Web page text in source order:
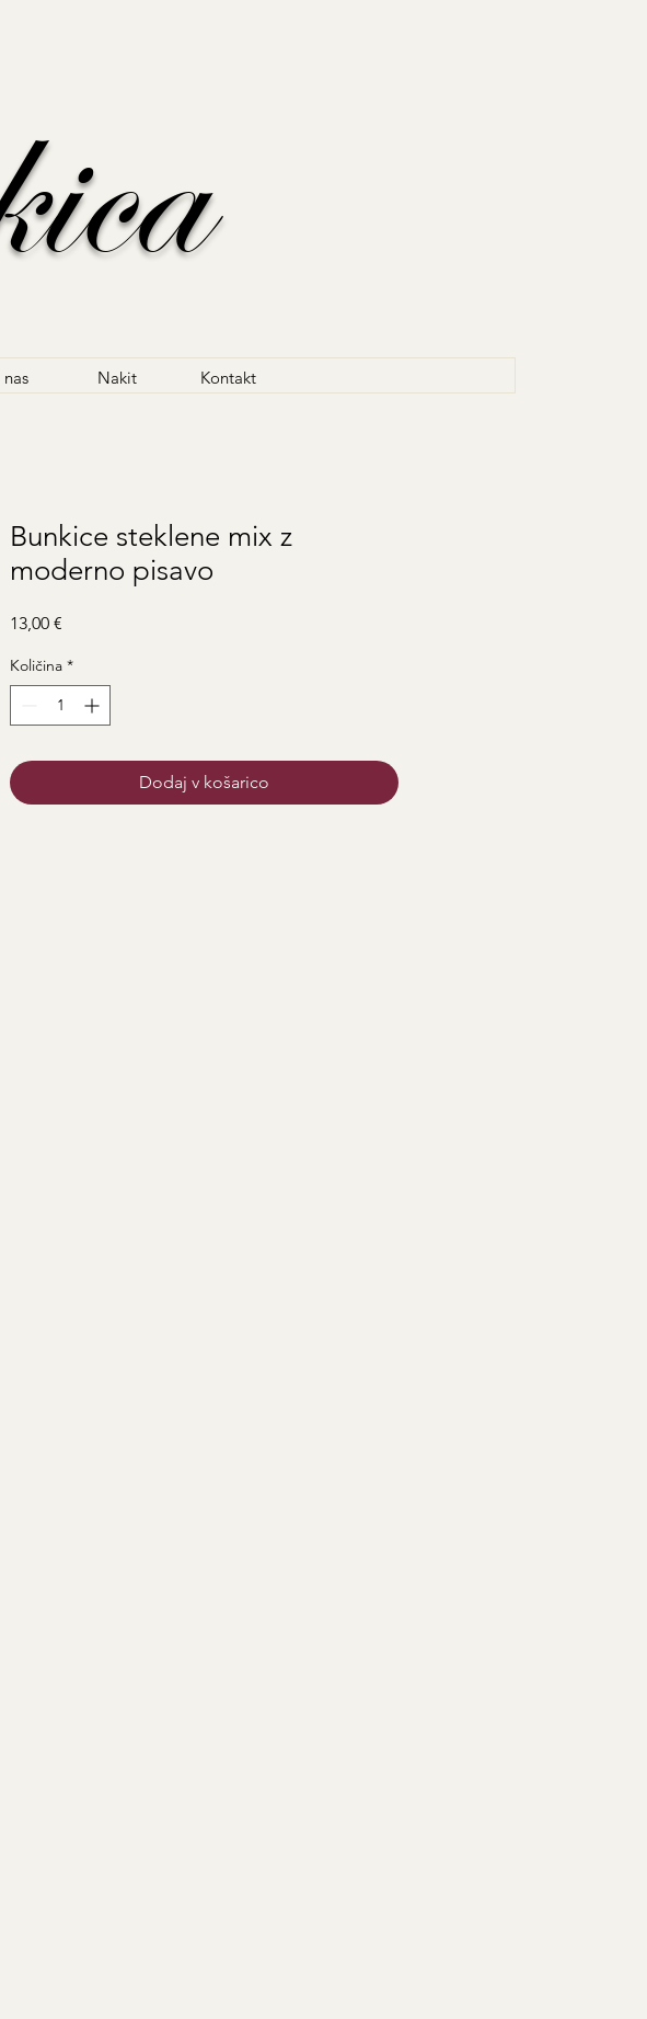
Bunkice steklene mix z
moderno pisavo
13,00 €
Količina *
Dodaj v košarico
Nakit Kontakt